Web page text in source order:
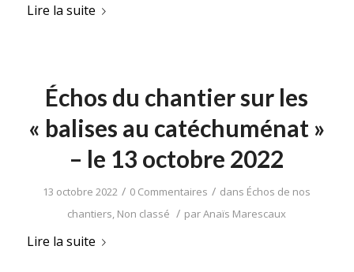
Lire la suite
Échos du chantier sur les
« balises au catéchuménat »
– le 13 octobre 2022
13 octobre 2022 / 0 Commentaires / dans Échos de nos
chantiers, Non classé / parAnaïs Marescaux
Lire la suite